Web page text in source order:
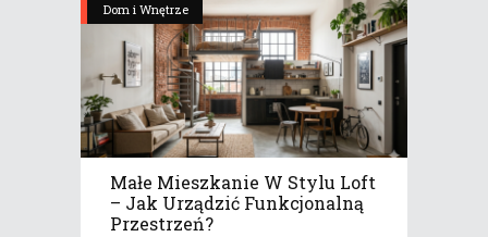
Dom i Wnętrze
Małe Mieszkanie W Stylu Loft
– Jak Urządzić Funkcjonalną
Przestrzeń?